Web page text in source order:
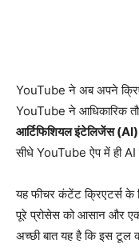
YouTube ने अब अपने
YouTube ने आधिकारिक
आर्टिफिशियल इंटेलिजेंस
सीधे YouTube ऐप में ही AI
यह फीचर कंटेंट क्रिएटर्स के
पूरे प्रोसेस को आसान और
अच्छी बात यह है कि इस